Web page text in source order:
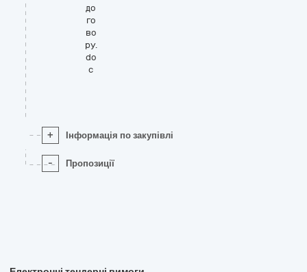
до
го
во
ру.
do
c
+ Інформація по закупівлі
- Пропозиції